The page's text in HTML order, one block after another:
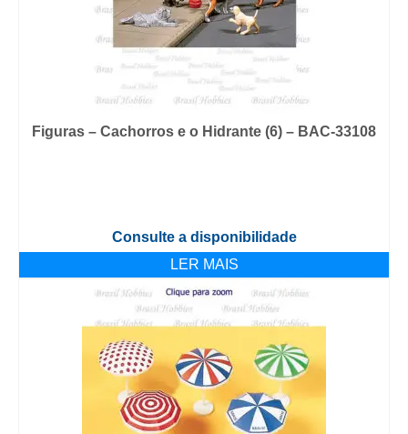
Figuras – Cachorros e o Hidrante (6) – BAC-33108
Consulte a disponibilidade
LER MAIS